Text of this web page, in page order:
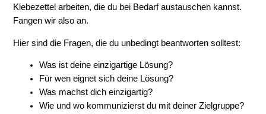
Klebezettel arbeiten, die du bei Bedarf austauschen kannst.
Fangen wir also an.
Hier sind die Fragen, die du unbedingt beantworten solltest:
Was ist deine einzigartige Lösung?
Für wen eignet sich deine Lösung?
Was machst dich einzigartig?
Wie und wo kommunizierst du mit deiner Zielgruppe?